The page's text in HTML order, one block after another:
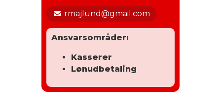
rmajlund@gmail.com
Ansvarsområder:
Kasserer
Lønudbetaling